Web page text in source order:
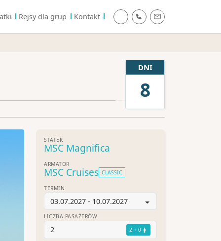
Rejsy dla grup Kontakt
DNI
8
STATEK
MSC Magnifica
ARMATOR
MSC Cruises CLASSIC
TERMIN
03.07.2027 - 10.07.2027
LICZBA PASAŻERÓW
2 2 + 0